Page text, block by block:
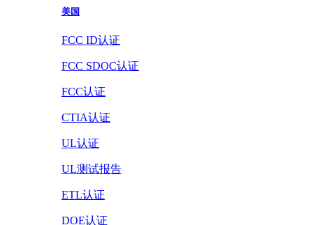
美国
FCC ID认证
FCC SDOC认证
FCC认证
CTIA认证
UL认证
UL测试报告
ETL认证
DOE认证